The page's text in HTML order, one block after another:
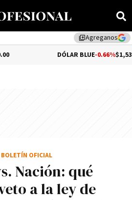
library_addAgreganos
DÓLAR BLUE-0.66%$1,530.00
Nación: qué
a la ley de
BOLETÍN OFICIAL